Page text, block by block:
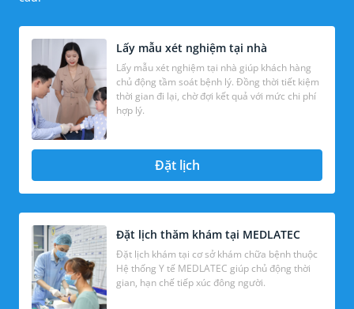
Lấy mẫu xét nghiệm tại nhà
Lấy mẫu xét nghiệm tại nhà giúp khách hàng
chủ động tầm soát bệnh lý. Đồng thời tiết kiệm
thời gian đi lại, chờ đợi kết quả với mức chi phí
hợp lý.
Đặt lịch
Đặt lịch thăm khám tại MEDLATEC
Đặt lịch khám tại cơ sở khám chữa bệnh thuộc
Hệ thống Y tế MEDLATEC giúp chủ động thời
gian, hạn chế tiếp xúc đông người.